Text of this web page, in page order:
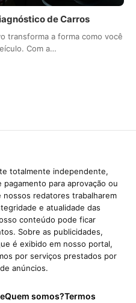
de Carros
transforma a forma como você
Com a…
totalmente independente,
para aprovação ou
nossos redatores trabalharem
e atualidade das
conteúdo pode ficar
Sobre as publicidades,
é exibido em nosso portal,
por serviços prestados por
anúncios.
Quem somos?Termos